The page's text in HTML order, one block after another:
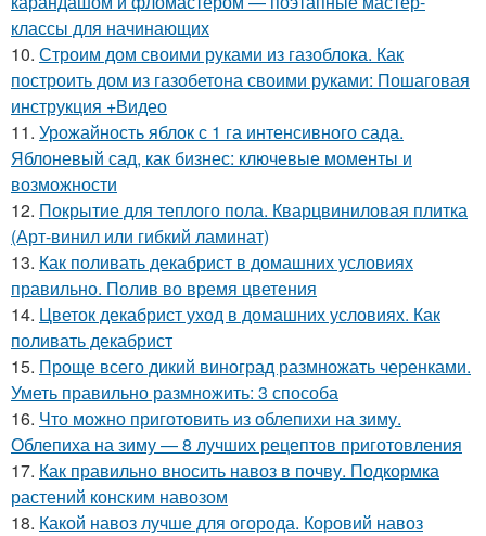
классы для начинающих
10. Строим дом своими руками из газоблока. Как
построить дом из газобетона своими руками: Пошаговая
инструкция +Видео
11. Урожайность яблок с 1 га интенсивного сада.
Яблоневый сад, как бизнес: ключевые моменты и
возможности
12. Покрытие для теплого пола. Кварцвиниловая плитка
(Арт-винил или гибкий ламинат)
13. Как поливать декабрист в домашних условиях
правильно. Полив во время цветения
14. Цветок декабрист уход в домашних условиях. Как
поливать декабрист
15. Проще всего дикий виноград размножать черенками.
Уметь правильно размножить: 3 способа
16. Что можно приготовить из облепихи на зиму.
Облепиха на зиму — 8 лучших рецептов приготовления
17. Как правильно вносить навоз в почву. Подкормка
растений конским навозом
18. Какой навоз лучше для огорода. Коровий навоз